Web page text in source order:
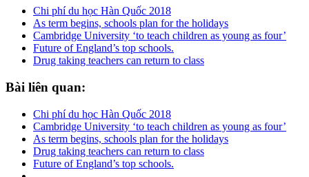
Chi phí du học Hàn Quốc 2018
As term begins, schools plan for the holidays
Cambridge University ‘to teach children as young as four’
Future of England’s top schools.
Drug taking teachers can return to class
Bài liên quan:
Chi phí du học Hàn Quốc 2018
Cambridge University ‘to teach children as young as four’
As term begins, schools plan for the holidays
Drug taking teachers can return to class
Future of England’s top schools.